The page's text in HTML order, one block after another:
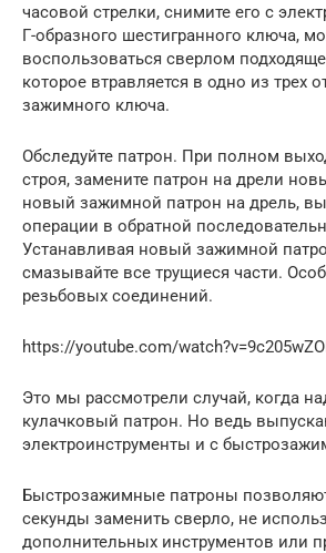
часовой стрелки, снимите его с
Г-образного шестигранного ключа,
воспользоваться сверлом
которое втравляется в одно из трех
зажимного ключа.
Обследуйте патрон. При полном
строя, замените патрон на дрели
новый зажимной патрон на дрель,
операции в обратной
Устанавливая новый зажимной
смазывайте все трущиеся части.
резьбовых соединений.
https://youtube.com/
Это мы рассмотрели случай, когда
кулачковый патрон. Но ведь
электроинструменты и с
Быстрозажимные патроны
секунды заменить сверло, не
дополнительных инструментов или